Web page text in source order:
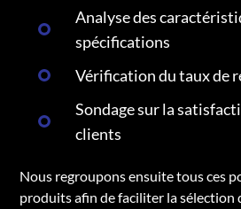
Analyse des
spécifications
Vérification du taux de
Sondage sur la
clients
Nous regroupons ensuite tous ces
produits afin de faciliter la sélection